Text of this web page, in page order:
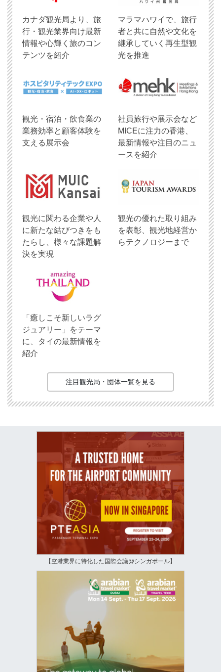
​カナダ観光局より、旅
行・観光業界向け最新
情報や心輝く旅のコン
テンツを紹介
マラマハワイで、旅行
者と共に自然や文化を
継承していく再生型観
光を推進
観光・宿泊・飲食業の
業務効率と顧客体験を
支える展示会
社員旅行や展示会など
MICEに注力の香港、
最新情報や注目のニュ
ースを紹介
観光に関わる企業や人
に新たな結びつきをも
たらし、様々な課題解
決を実現
観光の優れた取り組み
を表彰、観光地経営か
らテクノロジーまで
「癒しこそ新しいラグ
ジュアリー」をテーマ
に、タイの最新情報を
紹介
注目観光局・団体一覧を見る
【空港業界に特化した国際会議@シンガポール】